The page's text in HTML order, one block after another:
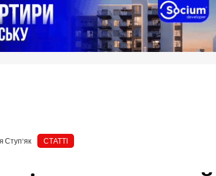
Ступ'як СТАТТІ